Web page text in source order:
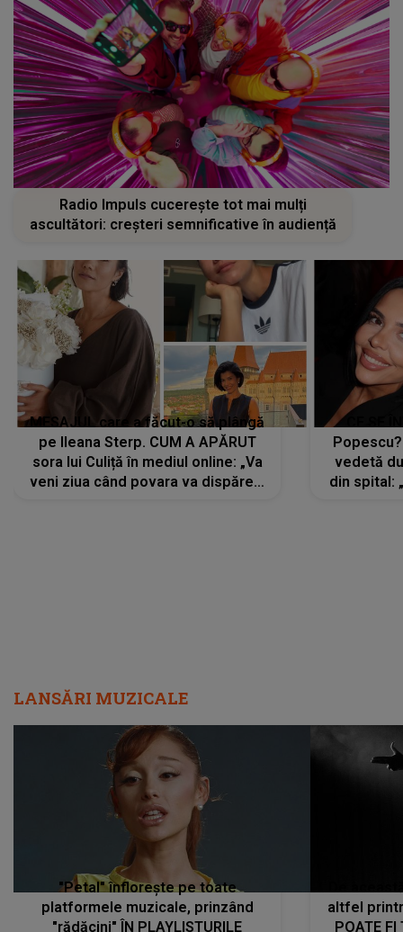
Radio Impuls cucerește tot mai mulți
ascultători: creșteri semnificative în audiență
MESAJUL care a făcut-o să plângă
pe Ileana Sterp. CUM A APĂRUT
sora lui Culiță în mediul online: „Va
veni ziua când povara va dispărea,
vedetă
din spital:
LANSĂRI MUZICALE
"Petal" înflorește pe toate
platformele muzicale, prinzând
"rădăcini" ÎN PLAYLISTURILE
altfel
POATE FI